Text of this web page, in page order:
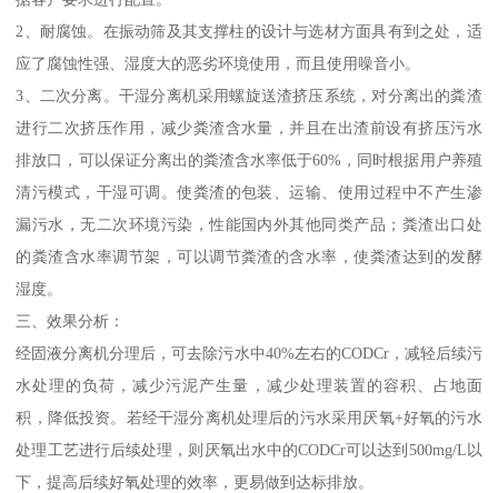
2、耐腐蚀。在振动筛及其支撑柱的设计与选材方面具有到之处，适
应了腐蚀性强、湿度大的恶劣环境使用，而且使用噪音小。
3、二次分离。干湿分离机采用螺旋送渣挤压系统，对分离出的粪渣
进行二次挤压作用，减少粪渣含水量，并且在出渣前设有挤压污水
排放口，可以保证分离出的粪渣含水率低于60%，同时根据用户养殖
清污模式，干湿可调。使粪渣的包装、运输、使用过程中不产生渗
漏污水，无二次环境污染，性能国内外其他同类产品；粪渣出口处
的粪渣含水率调节架，可以调节粪渣的含水率，使粪渣达到的发酵
湿度。
三、效果分析：
经固液分离机分理后，可去除污水中40%左右的CODCr，减轻后续污
水处理的负荷，减少污泥产生量，减少处理装置的容积、占地面
积，降低投资。若经干湿分离机处理后的污水采用厌氧+好氧的污水
处理工艺进行后续处理，则厌氧出水中的CODCr可以达到500mg/L以
下，提高后续好氧处理的效率，更易做到达标排放。